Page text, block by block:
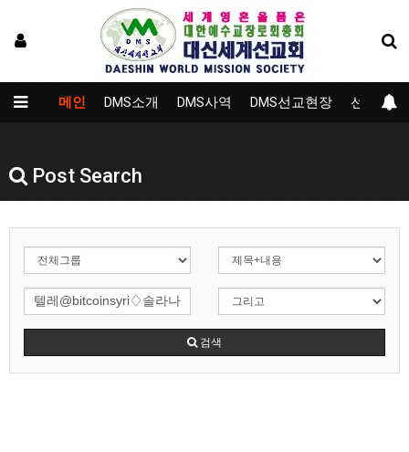
메인 DMS소개 DMS사역 DMS선교현장 선교대학
Post Search
검색